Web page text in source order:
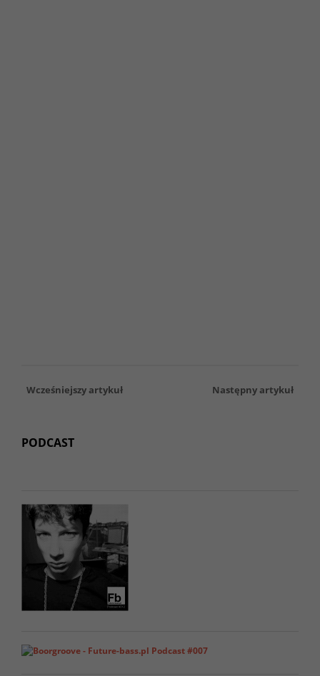
Wcześniejszy artykuł Następny artykuł
PODCAST